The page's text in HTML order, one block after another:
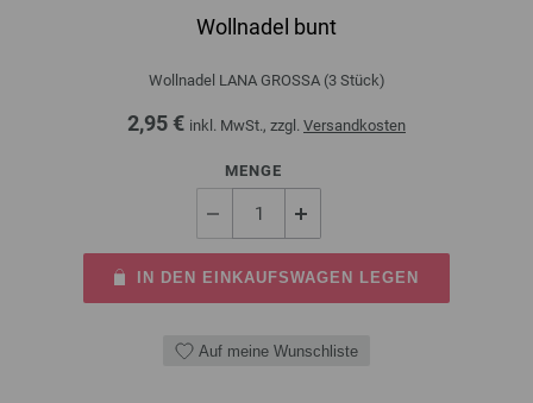
Wollnadel bunt
Wollnadel LANA GROSSA (3 Stück)
2,95 € inkl. MwSt., zzgl. Versandkosten
MENGE
IN DEN EINKAUFSWAGEN LEGEN
Auf meine Wunschliste